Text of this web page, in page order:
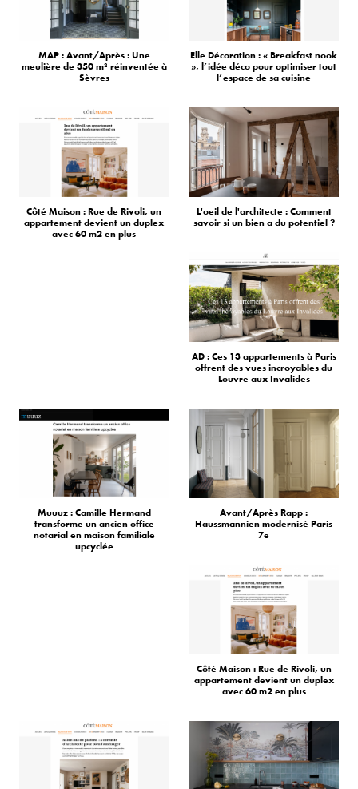
MAP : Avant/Après : Une
meulière de 350 m² réinventée à
Sèvres
Elle Décoration : « Breakfast nook
», l’idée déco pour optimiser tout
l’espace de sa cuisine
Côté Maison : Rue de Rivoli, un
appartement devient un duplex
avec 60 m2 en plus
L'oeil de l'architecte : Comment
savoir si un bien a du potentiel ?
AD : Ces 13 appartements à Paris
offrent des vues incroyables du
Louvre aux Invalides
Muuuz : Camille Hermand
transforme un ancien office
notarial en maison familiale
upcyclée
Avant/Après Rapp :
Haussmannien modernisé Paris
7e
Côté Maison : Rue de Rivoli, un
appartement devient un duplex
avec 60 m2 en plus